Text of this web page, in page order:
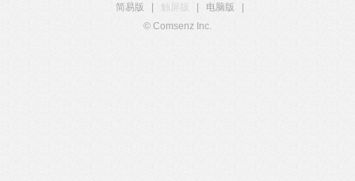
简易版
触屏版 电脑版
© Comsenz Inc.